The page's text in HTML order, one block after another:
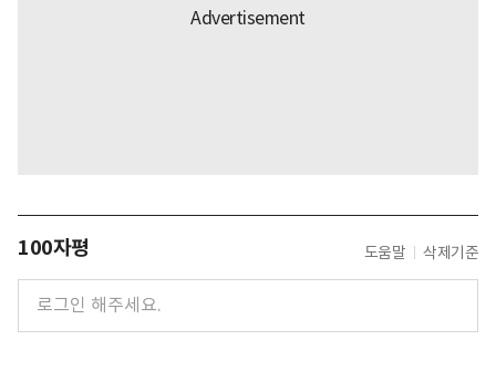
100자평 도움말 삭제기준